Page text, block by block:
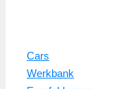
Cars
Werkbank